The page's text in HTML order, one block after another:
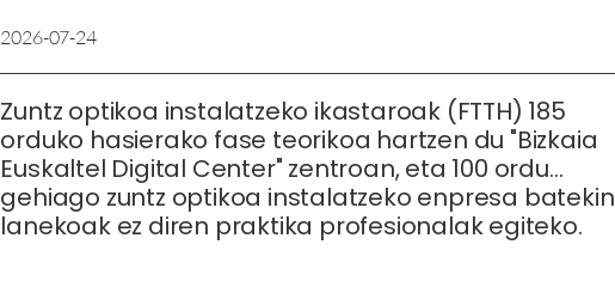
2026-07-24
Zuntz optikoa instalatzeko ikastaroak (FTTH) 185
orduko hasierako fase teorikoa hartzen du "Bizkaia
Euskaltel Digital Center" zentroan, eta 100 ordu
gehiago zuntz optikoa instalatzeko enpresa batekin
lanekoak ez diren praktika profesionalak egiteko.